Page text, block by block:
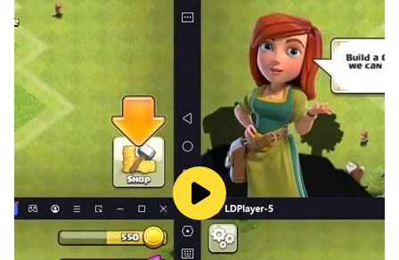
beyond the screen to capture exclusive moments.
Additionally, during your leisure time, you can play
Kitty Cards with him, have a claw machine
competition, take a series of Snapshots to record your
mood, or study, work, and exercise together.
Experience more scenarios with him across
dimensions and enjoy even sweeter moments together.
[Fight Together]
As a Deepspace Hunter, you will fight against the
onslaught of mysterious alien creatures together with